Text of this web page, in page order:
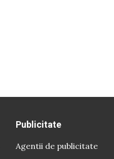
Publicitate
Agentii de publicitate